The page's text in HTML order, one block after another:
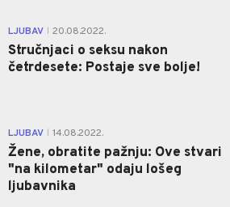
LJUBAV 20.08.2022.
Stručnjaci o seksu nakon
četrdesete: Postaje sve bolje!
LJUBAV 14.08.2022.
Žene, obratite pažnju: Ove stvari
"na kilometar" odaju lošeg
ljubavnika